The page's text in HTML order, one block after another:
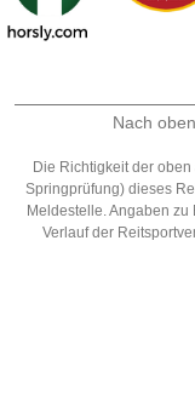
Nach oben
Die Richtigkeit der
Springprüfung) dieses
Meldestelle. Angaben
Verlauf der